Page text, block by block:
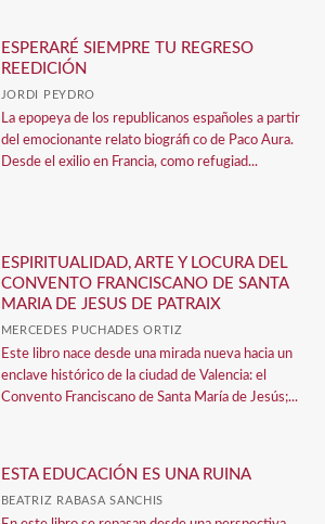
ESPERARÉ SIEMPRE TU REGRESO
REEDICIÓN
JORDI PEYDRO
La epopeya de los republicanos españoles a partir
del emocionante relato biográfi co de Paco Aura.
Desde el exilio en Francia, como refugiad...
ESPIRITUALIDAD, ARTE Y LOCURA DEL
CONVENTO FRANCISCANO DE SANTA
MARIA DE JESUS DE PATRAIX
MERCEDES PUCHADES ORTIZ
Este libro nace desde una mirada nueva hacia un
enclave histórico de la ciudad de Valencia: el
Convento Franciscano de Santa María de Jesús;...
ESTA EDUCACIÓN ES UNA RUINA
BEATRIZ RABASA SANCHIS